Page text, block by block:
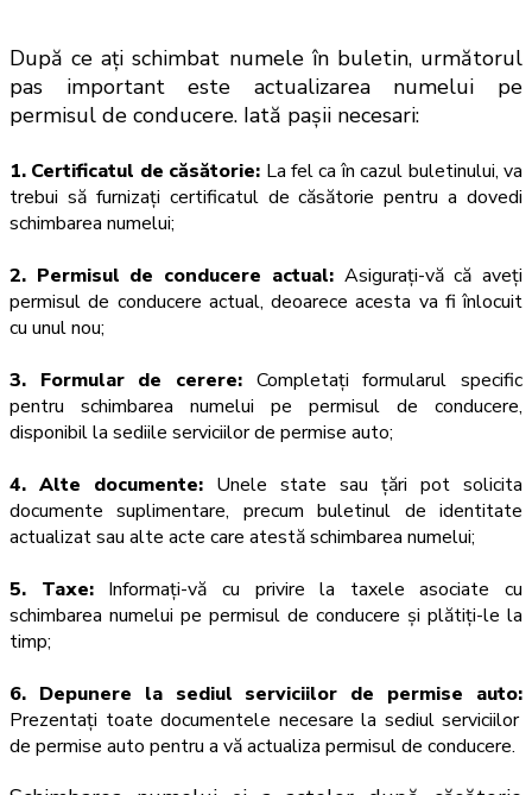
După ce ați schimbat numele în buletin, următorul
pas important este actualizarea numelui pe
permisul de conducere. Iată pașii necesari:
1. Certificatul de căsătorie: La fel ca în cazul buletinului, va
trebui să furnizați certificatul de căsătorie pentru a dovedi
schimbarea numelui;
2. Permisul de conducere actual: Asigurați-vă că aveți
permisul de conducere actual, deoarece acesta va fi înlocuit
cu unul nou;
3. Formular de cerere: Completați formularul specific
pentru schimbarea numelui pe permisul de conducere,
disponibil la sediile serviciilor de permise auto;
4. Alte documente: Unele state sau țări pot solicita
documente suplimentare, precum buletinul de identitate
actualizat sau alte acte care atestă schimbarea numelui;
5. Taxe:Informați-vă cu privire la taxele asociate cu
schimbarea numelui pe permisul de conducere și plătiți-le la
timp;
6. Depunere la sediul serviciilor de permise auto:
Prezentați toate documentele necesare la sediul serviciilor
de permise auto pentru a vă actualiza permisul de conducere.